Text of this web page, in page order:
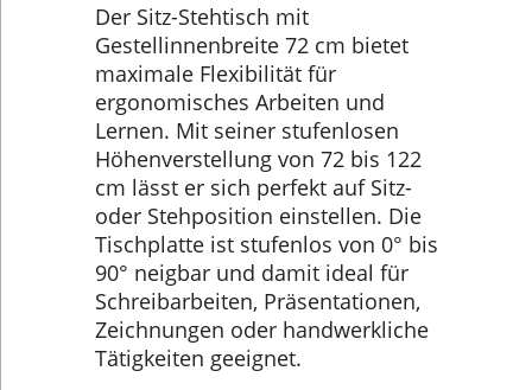
Der Sitz-Stehtisch mit
Gestellinnenbreite 72 cm bietet
maximale Flexibilität für
ergonomisches Arbeiten und
Lernen. Mit seiner stufenlosen
Höhenverstellung von 72 bis 122
cm lässt er sich perfekt auf Sitz-
oder Stehposition einstellen. Die
Tischplatte ist stufenlos von 0° bis
90° neigbar und damit ideal für
Schreibarbeiten, Präsentationen,
Zeichnungen oder handwerkliche
Tätigkeiten geeignet.